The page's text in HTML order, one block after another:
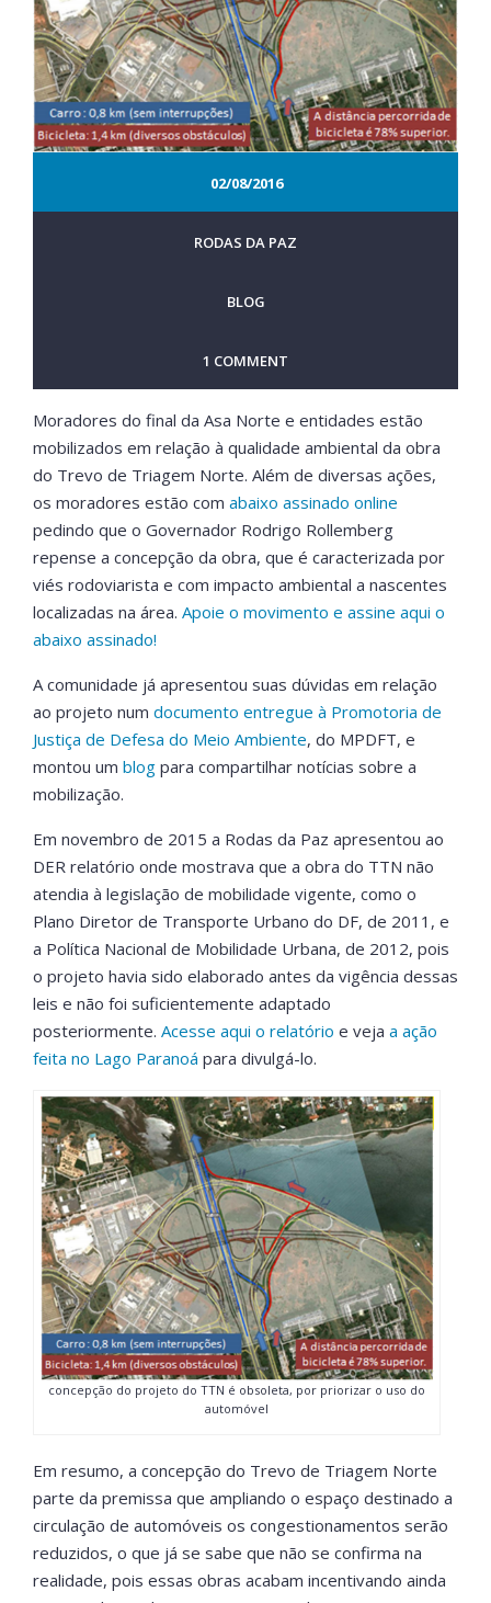
02/08/2016
RODAS DA PAZ
BLOG
1 COMMENT
Moradores do final da Asa Norte e entidades estão
mobilizados em relação à qualidade ambiental da obra
do Trevo de Triagem Norte. Além de diversas ações,
os moradores estão com abaixo assinado online
pedindo que o Governador Rodrigo Rollemberg
repense a concepção da obra, que é caracterizada por
viés rodoviarista e com impacto ambiental a nascentes
localizadas na área. Apoie o movimento e assine aqui o
abaixo assinado!
A comunidade já apresentou suas dúvidas em relação
ao projeto num documento entregue à Promotoria de
Justiça de Defesa do Meio Ambiente, do MPDFT, e
montou um blog para compartilhar notícias sobre a
mobilização.
Em novembro de 2015 a Rodas da Paz apresentou ao
DER relatório onde mostrava que a obra do TTN não
atendia à legislação de mobilidade vigente, como o
Plano Diretor de Transporte Urbano do DF, de 2011, e
a Política Nacional de Mobilidade Urbana, de 2012, pois
o projeto havia sido elaborado antes da vigência dessas
leis e não foi suficientemente adaptado
posteriormente. Acesse aqui o relatório e veja a ação
feita no Lago Paranoá para divulgá-lo.
concepção do projeto do TTN é obsoleta, por priorizar o uso do
automóvel
Em resumo, a concepção do Trevo de Triagem Norte
parte da premissa que ampliando o espaço destinado a
circulação de automóveis os congestionamentos serão
reduzidos, o que já se sabe que não se confirma na
realidade, pois essas obras acabam incentivando ainda